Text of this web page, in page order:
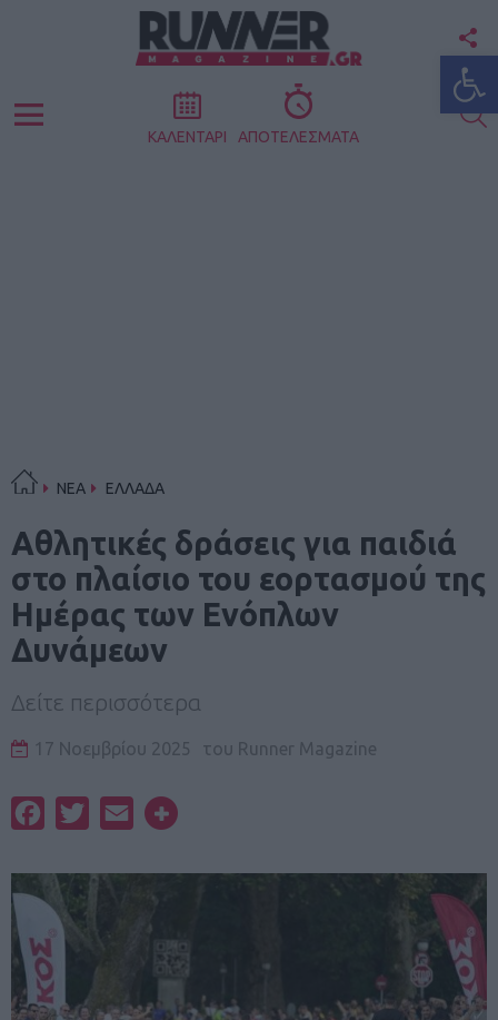
Menu ΚΑΛΕΝΤΑΡΙ ΑΠΟΤΕΛΕΣΜΑΤΑ
ΝΕΑ ΕΛΛΑΔΑ
Aθλητικές δράσεις για παιδιά
στο πλαίσιο του εορτασμού της
Ημέρας των Ενόπλων
Δυνάμεων
Δείτε περισσότερα
17 Νοεμβρίου 2025 του Runner Magazine
FacebookTwitterEmail